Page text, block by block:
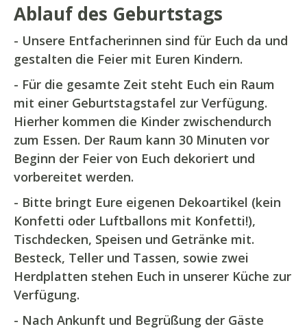
Ablauf des Geburtstags
- Unsere Entfacherinnen sind für Euch da und
gestalten die Feier mit Euren Kindern.
- Für die gesamte Zeit steht Euch ein Raum
mit einer Geburtstagstafel zur Verfügung.
Hierher kommen die Kinder zwischendurch
zum Essen. Der Raum kann 30 Minuten vor
Beginn der Feier von Euch dekoriert und
vorbereitet werden.
- Bitte bringt Eure eigenen Dekoartikel (kein
Konfetti oder Luftballons mit Konfetti!),
Tischdecken, Speisen und Getränke mit.
Besteck, Teller und Tassen, sowie zwei
Herdplatten stehen Euch in unserer Küche zur
Verfügung.
- Nach Ankunft und Begrüßung der Gäste